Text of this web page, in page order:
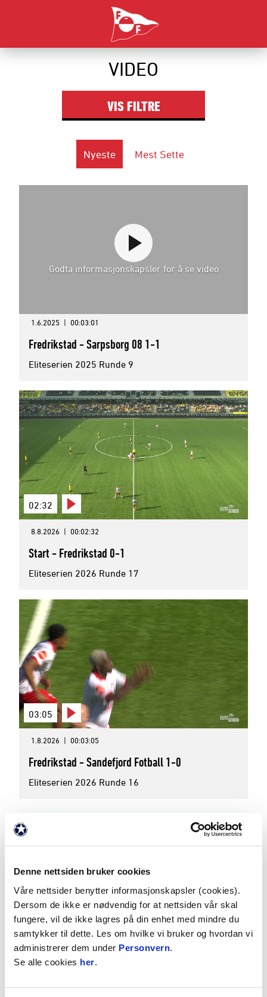
Denne nettsiden bruker cookies
Våre nettsider benytter informasjonskapsler (cookies).
Dersom de ikke er nødvendig for at nettsiden vår skal
fungere, vil de ikke lagres på din enhet med mindre du
samtykker til dette. Les om hvilke vi bruker og hvordan vi
administrerer dem under Personvern
Se alle cookies her
VIDEO
Nyeste Mest Sette
Godta informasjonskapsler for å se video
1.6.2025 | 00:03:01
Fredrikstad - Sarpsborg 08 1-1
Eliteserien 2025 Runde 9
02:32
8.8.2026 | 00:02:32
Start - Fredrikstad 0-1
Eliteserien 2026 Runde 17
03:05
1.8.2026 | 00:03:05
Fredrikstad - Sandefjord Fotball 1-0
Eliteserien 2026 Runde 16
03:10
27.7.2026 | 00:03:10
Eliteserien 2026 Runde 15
VISFILTRE